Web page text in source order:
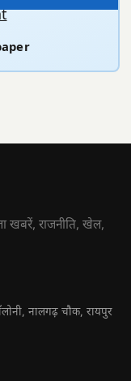
खबरें, राजनीति, खेल,
नालगढ़ चौक, रायपुर